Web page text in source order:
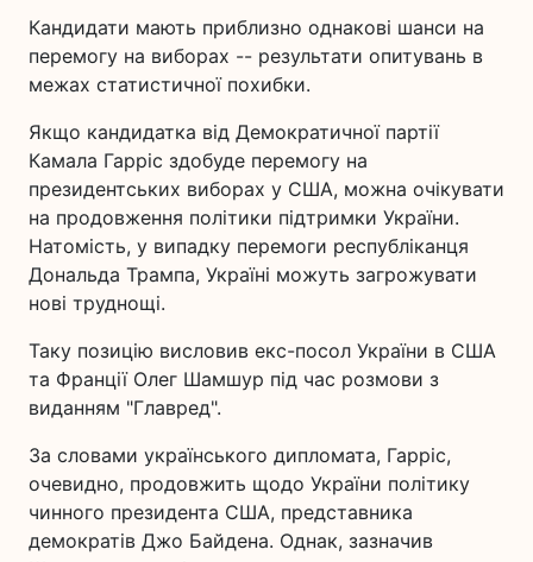
Кандидати мають приблизно однакові шанси на
перемогу на виборах -- результати опитувань в
межах статистичної похибки.
Якщо кандидатка від Демократичної партії
Камала Гарріс здобуде перемогу на
президентських виборах у США, можна очікувати
на продовження політики підтримки України.
Натомість, у випадку перемоги республіканця
Дональда Трампа, Україні можуть загрожувати
нові труднощі.
Таку позицію висловив екс-посол України в США
та Франції Олег Шамшур під час розмови з
виданням "Главред".
За словами українського дипломата, Гарріс,
очевидно, продовжить щодо України політику
чинного президента США, представника
демократів Джо Байдена. Однак, зазначив